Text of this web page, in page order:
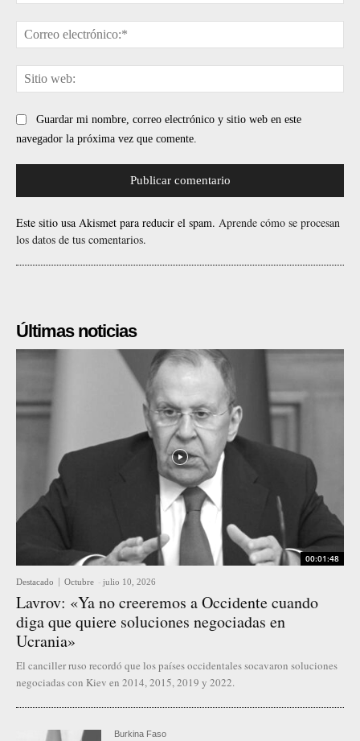
Guardar mi nombre, correo electrónico y sitio web en este
navegador la próxima vez que comente.
Este sitio usa Akismet para reducir el spam. Aprende cómo se procesan
los datos de tus comentarios.
Últimas noticias
00:01:48
Destacado Octubre - julio 10, 2026
Lavrov: «Ya no creeremos a Occidente cuando
diga que quiere soluciones negociadas en
Ucrania»
El canciller ruso recordó que los países occidentales socavaron soluciones
negociadas con Kiev en 2014, 2015, 2019 y 2022.
Burkina Faso